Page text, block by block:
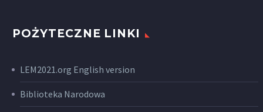
POŻYTECZNE LINKI
LEM2021.org English version
Biblioteka Narodowa